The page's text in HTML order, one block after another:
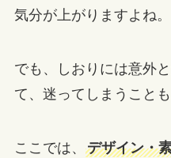
気分が上がりますよね。
でも、しおりには意外
て、迷ってしまうことも
ここでは、 デザイン・